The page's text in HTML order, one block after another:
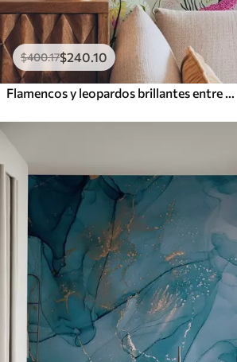
$400.17$240.10
Flamencos y leopardos brillantes entre plantas tropicales